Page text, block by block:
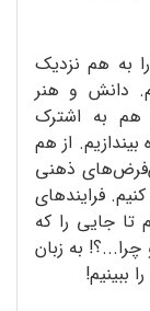
به هم نزدیک
دانش و هنر
هم به اشترک
از هم
ذهنی
فرایندهای
جایی را که
به زبان
ببینیم!